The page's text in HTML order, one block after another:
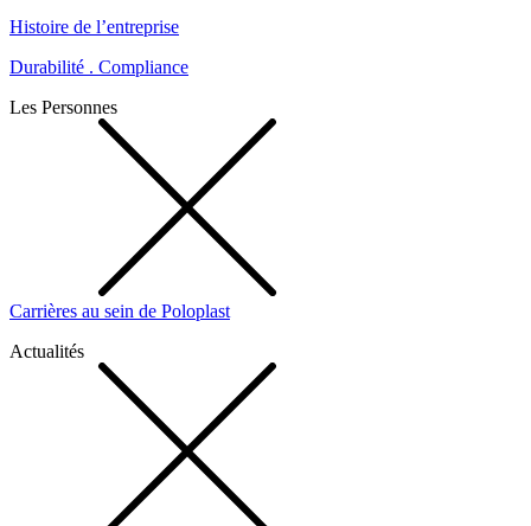
Histoire de l’entreprise
Durabilité . Compliance
Les Personnes
Carrières au sein de Poloplast
Actualités